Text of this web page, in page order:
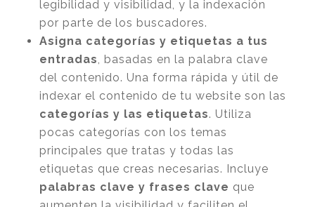
legibilidad y visibilidad, y la indexación
por parte de los buscadores.
Asigna categorías y etiquetas a tus
entradas
, basadas en la palabra clave
del contenido. Una forma rápida y útil de
indexar el contenido de tu website son las
categorías y las etiquetas. Utiliza
pocas categorías con los temas
principales que tratas y todas las
etiquetas que creas necesarias. Incluye
palabras clave y frases clave que